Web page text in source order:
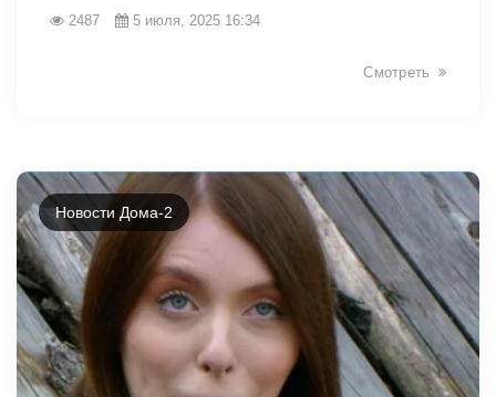
2487 5 июля, 2025 16:34
Смотреть
Новости Дома-2